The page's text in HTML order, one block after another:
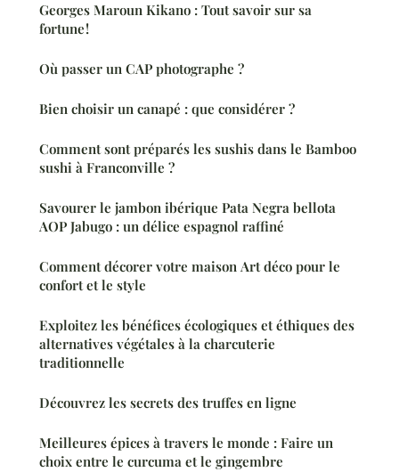
Georges Maroun Kikano : Tout savoir sur sa
fortune !
Où passer un CAP photographe ?
Bien choisir un canapé : que considérer ?
Comment sont préparés les sushis dans le Bamboo
sushi à Franconville ?
Savourer le jambon ibérique Pata Negra bellota
AOP Jabugo : un délice espagnol raffiné
Comment décorer votre maison Art déco pour le
confort et le style
Exploitez les bénéfices écologiques et éthiques des
alternatives végétales à la charcuterie
traditionnelle
Découvrez les secrets des truffes en ligne
Meilleures épices à travers le monde : Faire un
choix entre le curcuma et le gingembre